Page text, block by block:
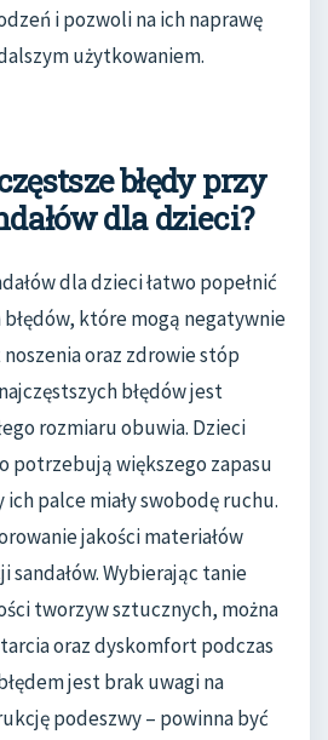
i pozwoli na ich naprawę
użytkowaniem.
błędy przy
dla dzieci?
dla dzieci łatwo popełnić
które mogą negatywnie
oraz zdrowie stóp
błędów jest
rozmiaru obuwia. Dzieci
potrzebują większego zapasu
palce miały swobodę ruchu.
jakości materiałów
Wybierając tanie
tworzyw sztucznych, można
oraz dyskomfort podczas
jest brak uwagi na
podeszwy – powinna być